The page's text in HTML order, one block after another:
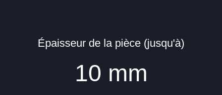
Épaisseur de la pièce (jusqu'à)
10 mm